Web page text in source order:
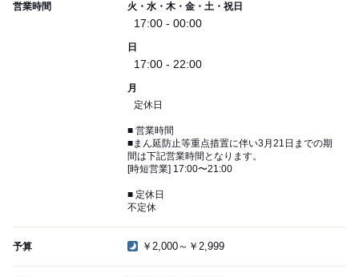
営業時間 火・水・木・金・土・祝日
17:00 - 00:00
日
17:00 - 22:00
月
定休日
■ 営業時間
■まん延防止等重点措置に伴い3月21日までの期
間は下記営業時間となります。
[時短営業] 17:00〜21:00
■ 定休日
不定休
予算 ￥2,000～￥2,999